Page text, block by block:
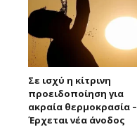
Σε ισχύ η κίτρινη
προειδοποίηση για
ακραία θερμοκρασία –
Έρχεται νέα άνοδος